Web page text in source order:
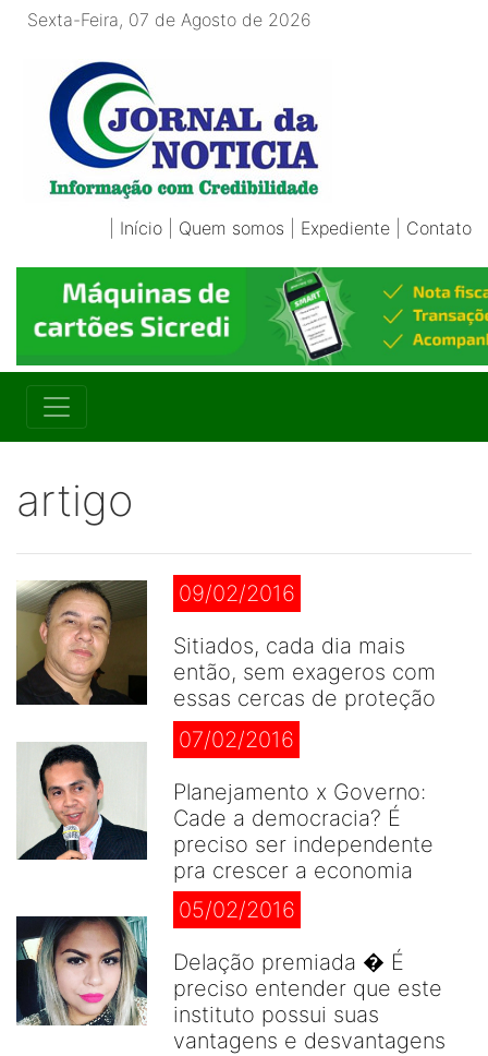
Sexta-Feira, 07 de Agosto de 2026
Início Quem somos Expediente Contato
artigo
09/02/2016
Sitiados, cada dia mais
então, sem exageros com
essas cercas de proteção
07/02/2016
Planejamento x Governo:
Cade a democracia? É
preciso ser independente
pra crescer a economia
05/02/2016
Delação premiada � É
preciso entender que este
instituto possui suas
vantagens e desvantagens